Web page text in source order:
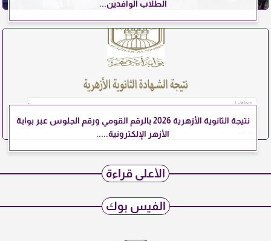
الطلاب الوافدين...
نتيجة الثانوية الأزهرية 2026 بالرقم القومي ورقم الجلوس عبر بوابة
الأزهر الإلكترونية.....
الأعلى قراءة
الفيس بوك